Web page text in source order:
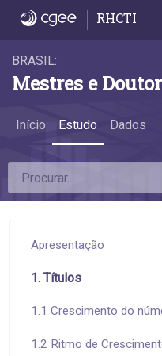
1.1 Crescimento
RHCTI
BRASIL:
Mestres e
Início Estudo Dados
Apresentação
1. Títulos
1.1 Crescimento do
1.2 Ritmo de